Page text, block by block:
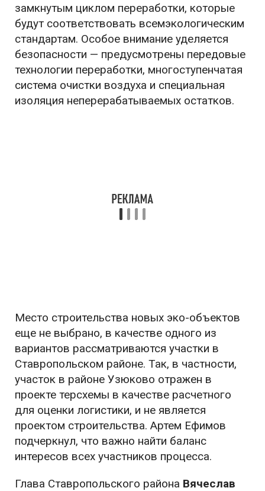
замкнутым циклом переработки, которые
будут соответствовать всемэкологическим
стандартам. Особое внимание уделяется
безопасности — предусмотрены передовые
технологии переработки, многоступенчатая
система очистки воздуха и специальная
изоляция неперерабатываемых остатков.
Место строительства новых эко-объектов
еще не выбрано, в качестве одного из
вариантов рассматриваются участки в
Ставропольском районе. Так, в частности,
участок в районе Узюково отражен в
проекте терсхемы в качестве расчетного
для оценки логистики, и не является
проектом строительства. Артем Ефимов
подчеркнул, что важно найти баланс
интересов всех участников процесса.
Глава Ставропольского района Вячеслав